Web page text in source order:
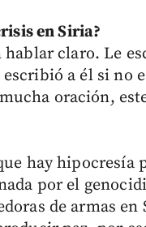
en Siria?
claro. Le
a él si no
oración,
hay hipocresía
por el
de armas